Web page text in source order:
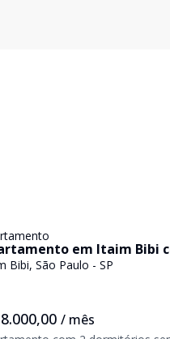
em Itaim Bibi
Bibi, São Paulo - SP
/ mês